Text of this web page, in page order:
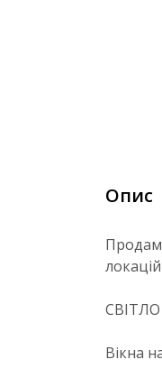
Опис
Продам
Вікна